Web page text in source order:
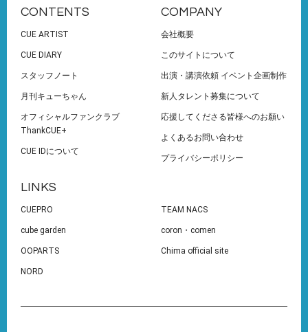
CONTENTS
CUE ARTIST
CUE DIARY
スタッフノート
月刊キューちゃん
オフィシャルファンクラブ
ThankCUE+
CUE IDについて
COMPANY
会社概要
このサイトについて
出演・講演依頼 イベント企画制作
新人タレント募集について
応援してくださる皆様へのお願い
よくあるお問い合わせ
プライバシーポリシー
LINKS
CUEPRO TEAM NACS
cube garden coron・comen
OOPARTS Chima official site
NORD